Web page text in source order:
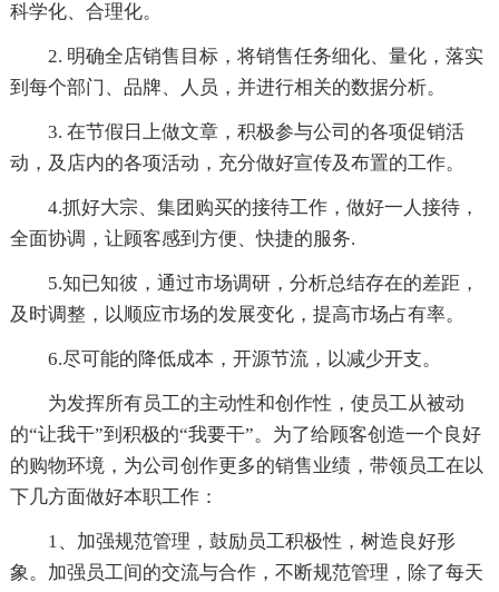
科学化、合理化。
2. 明确全店销售目标，将销售任务细化、量化，落实
到每个部门、品牌、人员，并进行相关的数据分析。
3. 在节假日上做文章，积极参与公司的各项促销活
动，及店内的各项活动，充分做好宣传及布置的工作。
4.抓好大宗、集团购买的接待工作，做好一人接待，
全面协调，让顾客感到方便、快捷的服务.
5.知已知彼，通过市场调研，分析总结存在的差距，
及时调整，以顺应市场的发展变化，提高市场占有率。
6.尽可能的降低成本，开源节流，以减少开支。
为发挥所有员工的主动性和创作性，使员工从被动
的“让我干”到积极的“我要干”。为了给顾客创造一个良好
的购物环境，为公司创作更多的销售业绩，带领员工在以
下几方面做好本职工作：
1、加强规范管理，鼓励员工积极性，树造良好形
象。加强员工间的交流与合作，不断规范管理，除了每天